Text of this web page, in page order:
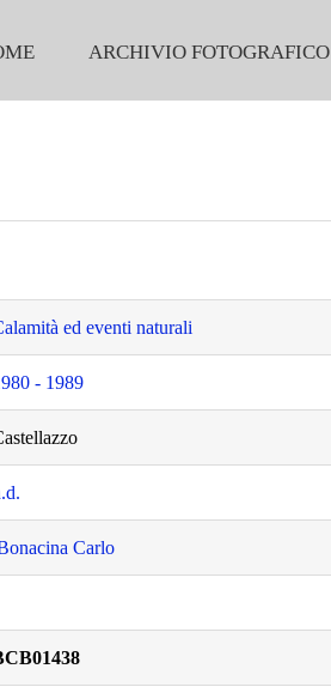
ARCHIVIO FOTOGRAFICO
ed eventi naturali
- 1989
Carlo